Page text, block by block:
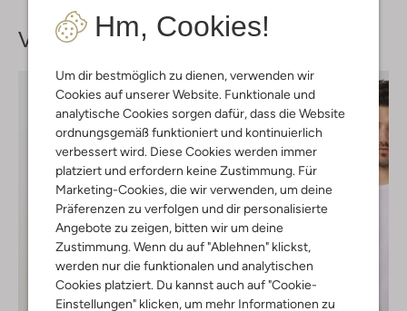
Hm, Cookies!
Um dir bestmöglich zu dienen, verwenden wir
Cookies auf unserer Website. Funktionale und
analytische Cookies sorgen dafür, dass die Website
ordnungsgemäß funktioniert und kontinuierlich
verbessert wird. Diese Cookies werden immer
platziert und erfordern keine Zustimmung. Für
Marketing-Cookies, die wir verwenden, um deine
Präferenzen zu verfolgen und dir personalisierte
Angebote zu zeigen, bitten wir um deine
Zustimmung. Wenn du auf "Ablehnen" klickst,
werden nur die funktionalen und analytischen
Cookies platziert. Du kannst auch auf "Cookie-
Einstellungen" klicken, um mehr Informationen zu
Vervollständige deinenLook